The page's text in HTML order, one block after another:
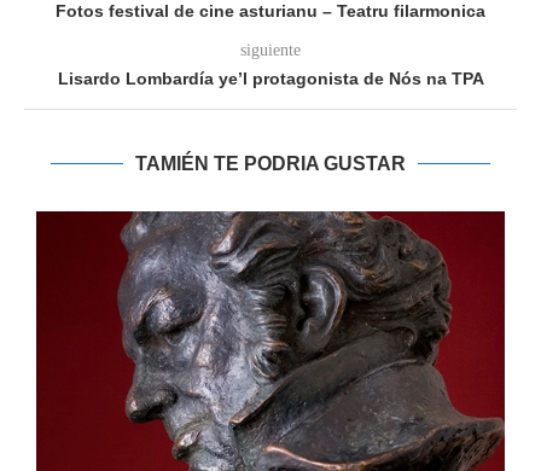
Fotos festival de cine asturianu – Teatru filarmonica
siguiente
Lisardo Lombardía ye’l protagonista de Nós na TPA
TAMIÉN TE PODRIA GUSTAR